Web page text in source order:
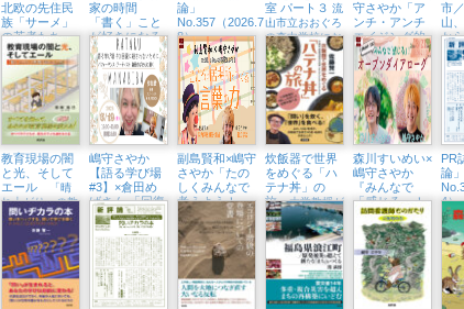
北欧の先住民
族「サーメ」
の若者たち
北極圏と二風谷
をめぐる旅
家の時間
「書く」こと
が好きになる
教え方・学び
方【実践編】
論」
No.357（2026.7・
8）
室 パート３ 流
山市立おおぐろ
の森中学校にお
ける全教科改革
戦略
守さやか「ア
ンチ・アンチ
エイジング的
ケア学のすす
め」（東京中
延・隣町珈琲
7/12㈰）
市
山
か
新
造
教育現場の闇
と光、そして
エール
「晴
れ上がり」の教
育は訪れるのか
嶋守さやか
【語る学び場
#3】×倉田め
ばさん 「回復
に殺されない
ために」（浅
草・Readin’
Writin BOOK
STORE 6/19
㈮）
副島賢和×嶋守
さやか「たの
しくみんなで
考えよう！
こころの居場
所をつくる言
葉の力」（東
京中延・隣町
珈琲 5/22㈮）
炊飯器で世界
をめぐる「ハ
テナ丼」の
旅大学教授が
「問い」を炊い
て世界を食べる
森川すいめい×
嶋守さやか
『みんなで
「感じる」！
オープンダイ
アローグ』
（東京中延・
隣町珈琲
3/21（土））
PR
論」
4）